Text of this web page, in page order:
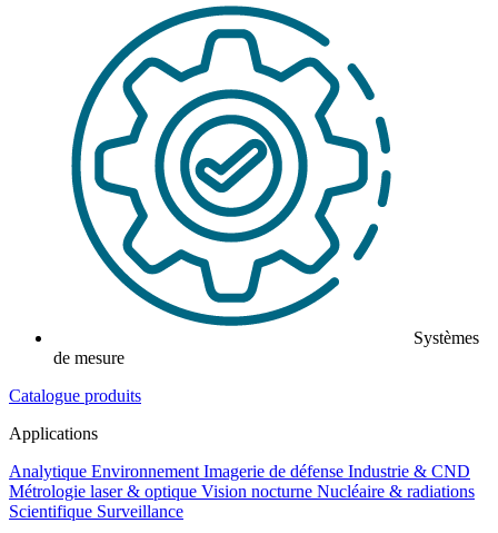
Systèmes
de mesure
Catalogue produits
Applications
Analytique Environnement Imagerie de défense Industrie & CND
Métrologie laser & optique Vision nocturne Nucléaire & radiations
Scientifique Surveillance